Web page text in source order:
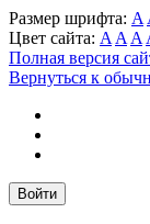
Размер шрифта: A
Цвет сайта: A A A
Полная версия
Вернуться к
Войти